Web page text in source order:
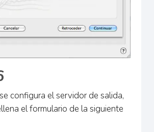
configura el servidor de salida,
el formulario de la siguiente